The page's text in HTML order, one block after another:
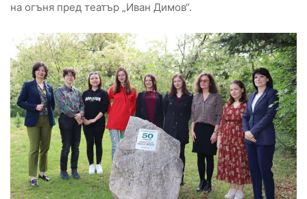
на огъня пред театър „Иван Димов“.